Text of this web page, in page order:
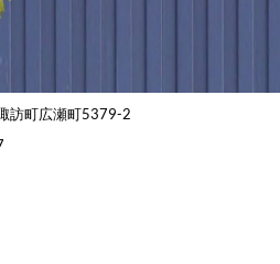
訪町広瀬町5379-2